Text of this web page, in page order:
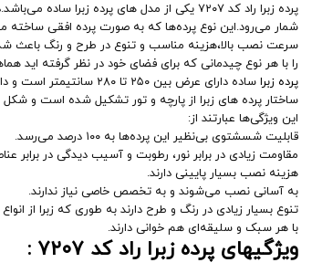
پرده زبرا راد کد ۷۲۰۷ یکی از مدل های پرده زبرا ساده می‌باشد.دلیل قرار گرفتن نام این نوع
شمار می‌رود.این نوع پرده‌ها که به صورت پرده افقی ساخته
سرعت نصب بالا،هزینه مناسب و تنوع در طرح و رنگ باعث
را با هر نوع چیدمانی که برای فضای خود در نظر گرفته اید
پرده زبرا ساده دارای عرض بین ۲۵۰ تا ۲۸۰ سانتیمتر است و دارای تنالیته بافت عمودی ۸ سانتیمتر رنگی و ۵ سانتیمتر حریر میباشد. از پرده زبرا می‌توان در بخش های مختلف خانه مثل آشپزخانه ، اتاق خواب ها و پذیرایی استفاده نمود.
ساختار پرده‌ های زبرا از پارچه و تور تشکیل شده است و
این ویژگی‌ها عبارتند از:
قابلیت شسشتوی بی‌نظیر این پرده‌ها به ۱۰۰ درصد می‌رسد.
مقاومت زیادی در برابر نور، رطوبت و آسیب دیدگی در برابر
هزینه نصب بسیار پایینی دارند.
به آسانی نصب می‌شوند و به تخصص خاصی نیاز ندارند.
تنوع بسیار زیادی در رنگ و طرح دارند به طوری که زبرا از
با هر سبک و سلیقه‌ای هم خوانی دارند.
ویژگیهای پرده زبرا راد کد ۷۲۰۷ :